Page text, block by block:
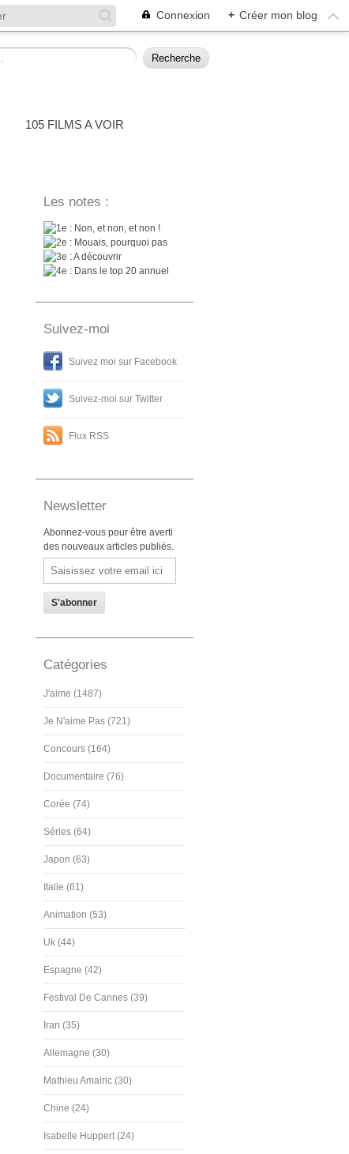
Connexion + Créer mon blog
105 FILMS A VOIR
Les notes :
: Non, et non, et non !
: Mouais, pourquoi pas
: A découvrir
: Dans le top 20 annuel
Suivez-moi
Suivez moi sur Facebook
Suivez-moi sur Twitter
Flux RSS
Newsletter
Abonnez-vous pour être averti
des nouveaux articles publiés.
Email
Catégories
J'aime (1487)
Je N'aime Pas (721)
Concours (164)
Documentaire (76)
Corée (74)
Séries (64)
Japon (63)
Italie (61)
Animation (53)
Uk (44)
Espagne (42)
Festival De Cannes (39)
Iran (35)
Allemagne (30)
Mathieu Amalric (30)
Chine (24)
Isabelle Huppert (24)